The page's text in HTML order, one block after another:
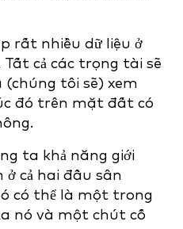
rất nhiều dữ liệu ở
cả các trọng tài sẽ
(chúng tôi sẽ) xem
đó trên mặt đất có
ta khả năng giới
cả hai đầu sân
có thể là một trong
nó và một chút cố